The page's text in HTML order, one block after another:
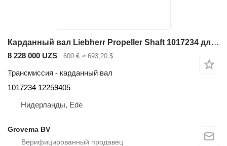
Карданный вал Liebherr Propeller Shaft 1017234 для фронтального погрузчика Liebherr L580 / L556 / L576 / L566
8 228 000 UZS 600 € ≈ 693,20 $
Трансмиссия - карданный вал
1017234 12259405
Нидерланды, Ede
Grovema BV